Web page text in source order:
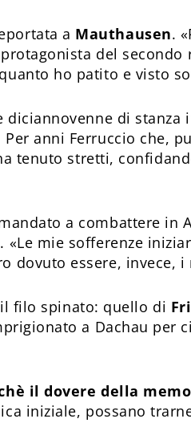
a Mauthausen.
del secondo
ho patito e visto
diciannovenne di
Per anni Ferruccio che,
tenuto stretti,
a combattere in
«Le mie sofferenze
dovuto essere, invece,
filo spinato: quello di
a Dachau per
il dovere della
iniziale, possano